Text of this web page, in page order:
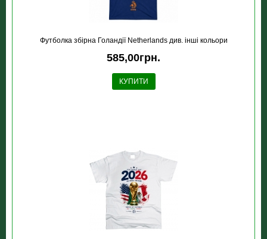
Футболка збірна Голандії Netherlands див. інші кольори
585,00грн.
КУПИТИ